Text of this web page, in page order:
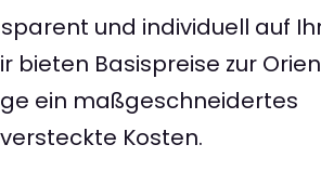
und individuell auf
bieten Basispreise zur
ein maßgeschneidertes
Kosten.